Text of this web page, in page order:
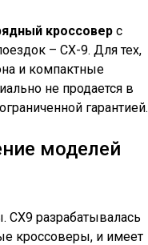
кроссовер с
– CX-9. Для тех,
и компактные
не продается в
гарантией.
моделей
CX9 разрабатывалась
кроссоверы, и имеет